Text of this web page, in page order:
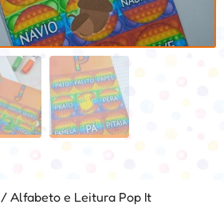
/ Alfabeto e Leitura Pop It